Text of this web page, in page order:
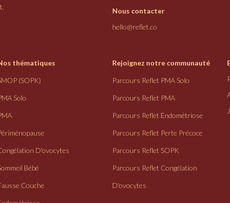
Nous contacter
hello@reflet.co
thématiques
(SOPK)
Solo
D'ovocytes
Bébé
Couche
Rejoignez notre communauté
Parcours Reflet PMA Solo
Parcours Reflet PMA
Parcours Reflet Endométriose
Parcours Reflet Perte Précoce
Parcours Reflet SOPK
Parcours Reflet Congélation
D'ovocytes